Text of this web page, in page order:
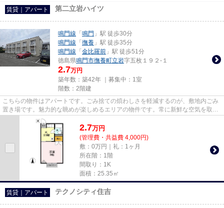
賃貸｜アパート 第二立岩ハイツ
鳴門線 「 鳴門 」駅 徒歩30分
鳴門線 「 撫養 」駅 徒歩35分
鳴門線 「 金比羅前 」駅 徒歩51分
徳島県鳴門市撫養町立岩字五枚１９２-１
2.7万円
築年数：築42年 ｜募集中： 1室
階数：2階建
こちらの物件はアパートです。ごみ捨ての煩わしさを軽減するのが、敷地内ごみ
置き場です。魅力的な眺めが楽しめるエリアの物件です。常に新鮮な空気を取り
入れられる通風良好な間取り...
2.7万円
(管理費・共益費 4,000円)
敷：0万円｜礼：1ヶ月
所在階：1階
間取り：1K
面積：25.35㎡
賃貸｜アパート テクノシティ住吉